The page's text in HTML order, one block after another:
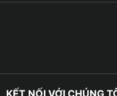
hành trình, giúp bảo
không mong muốn.